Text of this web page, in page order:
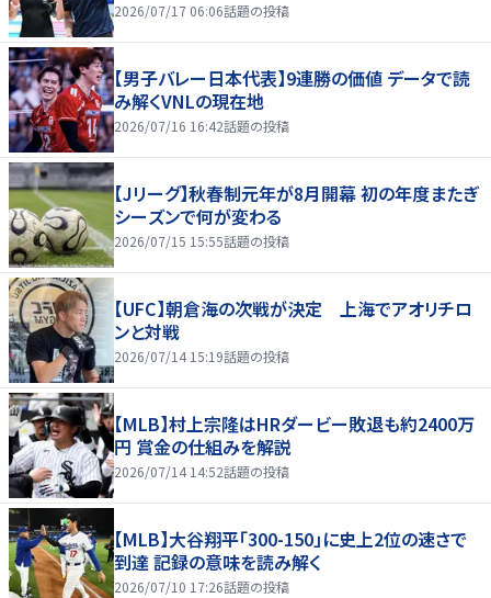
2026/07/17 06:06話題の投稿
【男子バレー日本代表】9連勝の価値 データで読
み解くVNLの現在地
2026/07/16 16:42話題の投稿
【Jリーグ】秋春制元年が8月開幕 初の年度またぎ
シーズンで何が変わる
2026/07/15 15:55話題の投稿
【UFC】朝倉海の次戦が決定 上海でアオリチロ
ンと対戦
2026/07/14 15:19話題の投稿
【MLB】村上宗隆はHRダービー敗退も約2400万
円 賞金の仕組みを解説
2026/07/14 14:52話題の投稿
【MLB】大谷翔平「300-150」に史上2位の速さで
到達 記録の意味を読み解く
2026/07/10 17:26話題の投稿